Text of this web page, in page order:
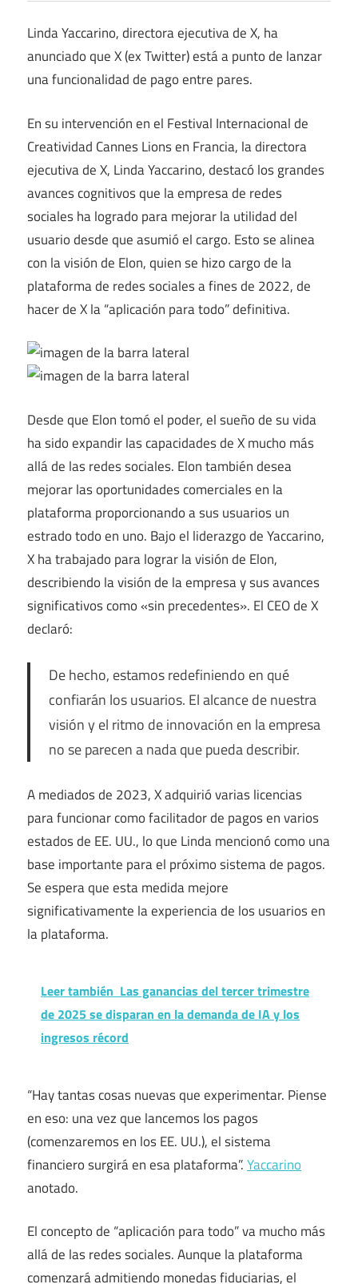
Linda Yaccarino, directora ejecutiva de X, ha
anunciado que X (ex Twitter) está a punto de lanzar
una funcionalidad de pago entre pares.
En su intervención en el Festival Internacional de
Creatividad Cannes Lions en Francia, la directora
ejecutiva de X, Linda Yaccarino, destacó los grandes
avances cognitivos que la empresa de redes
sociales ha logrado para mejorar la utilidad del
usuario desde que asumió el cargo. Esto se alinea
con la visión de Elon, quien se hizo cargo de la
plataforma de redes sociales a fines de 2022, de
hacer de X la “aplicación para todo” definitiva.
Desde que Elon tomó el poder, el sueño de su vida
ha sido expandir las capacidades de X mucho más
allá de las redes sociales. Elon también desea
mejorar las oportunidades comerciales en la
plataforma proporcionando a sus usuarios un
estrado todo en uno. Bajo el liderazgo de Yaccarino,
X ha trabajado para lograr la visión de Elon,
describiendo la visión de la empresa y sus avances
significativos como «sin precedentes». El CEO de X
declaró:
De hecho, estamos redefiniendo en qué
confiarán los usuarios. El alcance de nuestra
visión y el ritmo de innovación en la empresa
no se parecen a nada que pueda describir.
A mediados de 2023, X adquirió varias licencias
para funcionar como facilitador de pagos en varios
estados de EE. UU., lo que Linda mencionó como una
base importante para el próximo sistema de pagos.
Se espera que esta medida mejore
significativamente la experiencia de los usuarios en
la plataforma.
Leer también Las ganancias del tercer trimestre
de 2025 se disparan en la demanda de IA y los
ingresos récord
“Hay tantas cosas nuevas que experimentar. Piense
en eso: una vez que lancemos los pagos
(comenzaremos en los EE. UU.), el sistema
financiero surgirá en esa plataforma”.Yaccarino
anotado.
El concepto de “aplicación para todo” va mucho más
allá de las redes sociales. Aunque la plataforma
comenzará admitiendo monedas fiduciarias, el